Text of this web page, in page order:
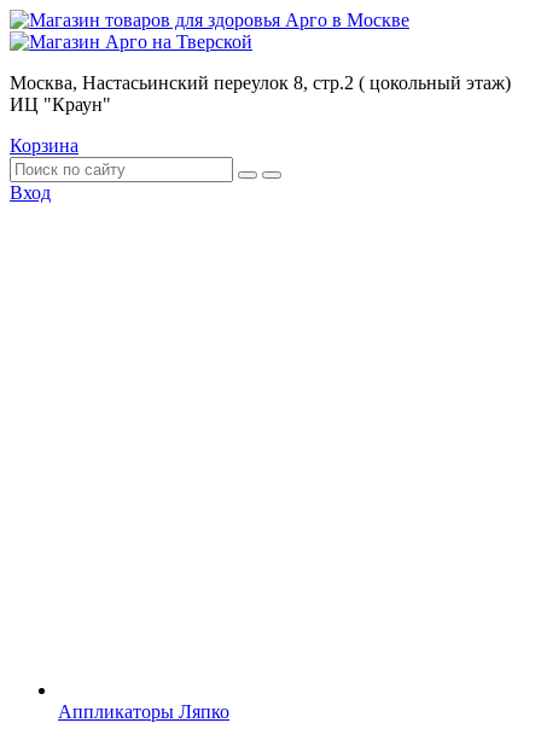
Москва, Настасьинский переулок 8, стр.2 ( цокольный этаж)
ИЦ "Краун"
Корзина
Вход
Аппликаторы Ляпко